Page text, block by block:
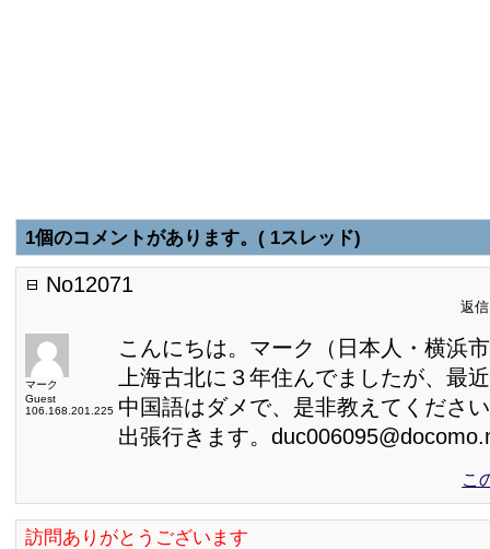
1個のコメントがあります。( 1スレッド)
No12071
返
マーク
Guest
106.168.201.225
こんにちは。マーク（日本人・横浜
上海古北に３年住んでましたが、最
中国語はダメで、是非教えてくださ
出張行きます。
こ
訪問ありがとうございます